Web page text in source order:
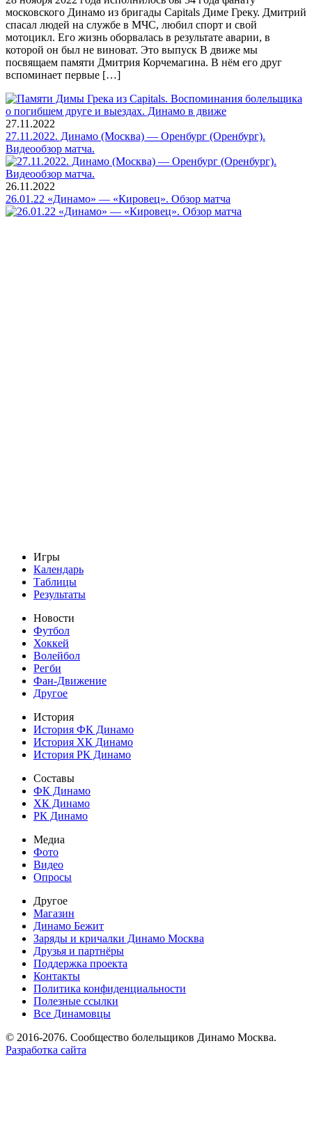
московского Динамо из бригады Capitals Диме Греку. Дмитрий
спасал людей на службе в МЧС, любил спорт и свой
мотоцикл. Его жизнь оборвалась в результате аварии, в
которой он был не виноват. Это выпуск В движе мы
посвящаем памяти Дмитрия Корчемагина. В нём его друг
вспоминает первые […]
27.11.2022
27.11.2022. Динамо (Москва) — Оренбург (Оренбург).
Видеообзор матча.
26.11.2022
26.01.22 «Динамо» — «Кировец». Обзор матча
Игры
Календарь
Таблицы
Результаты
Новости
Футбол
Хоккей
Волейбол
Регби
Фан-Движение
Другое
История
История ФК Динамо
История ХК Динамо
История РК Динамо
Составы
ФК Динамо
ХК Динамо
РК Динамо
Медиа
Фото
Видео
Опросы
Другое
Магазин
Динамо Бежит
Заряды и кричалки Динамо Москва
Друзья и партнёры
Поддержка проекта
Контакты
Политика конфиденциальности
Полезные ссылки
Все Динамовцы
© 2016-2076. Сообщество болельщиков Динамо Москва.
Разработка сайта